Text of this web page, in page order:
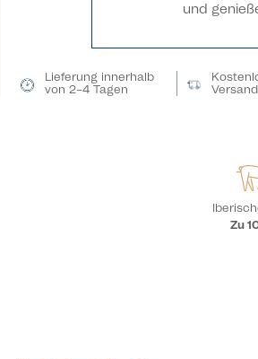
und
Lieferung innerhalb
von 2–4 Tagen
Versand
Zu